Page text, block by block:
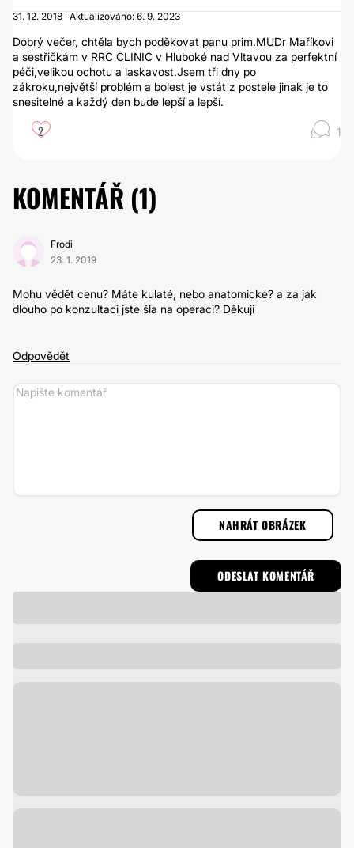
31. 12. 2018 · Aktualizováno: 6. 9. 2023
Dobrý večer, chtěla bych poděkovat panu prim.MUDr Maříkovi
a sestřičkám v RRC CLINIC v Hluboké nad Vltavou za perfektní
péči,velikou ochotu a laskavost.Jsem tři dny po
zákroku,největší problém a bolest je vstát z postele jinak je to
snesitelné a každý den bude lepší a lepší.
2 1
KOMENTÁŘ (1)
Frodi
23. 1. 2019
Mohu vědět cenu? Máte kulaté, nebo anatomické? a za jak
dlouho po konzultaci jste šla na operaci? Děkuji
Odpovědět
NAHRÁT OBRÁZEK